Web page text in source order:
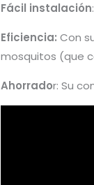
Fácil instalación
Eficiencia:Con
mosquitos (que
Ahorrador: Su